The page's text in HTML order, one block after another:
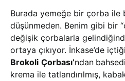
Burada yemeğe bir çorba ile
düşünmeden. Benim gibi bir
değişik çorbalarla
ortaya çıkıyor. İnkase’de
Brokoli Çorbası’ndan
krema ile tatlandırılmış,